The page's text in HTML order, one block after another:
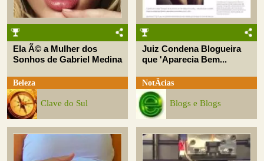
Ela Ã© a Mulher dos
Sonhos de Gabriel Medina
Beleza
Clave do Sul
Juiz Condena Blogueira
que 'Aparecia Bem...
NotÃ­cias
Blogs e Blogs